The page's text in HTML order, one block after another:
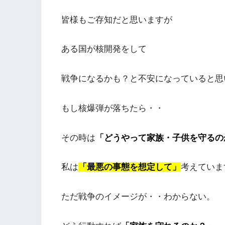
皆様もご存知だと思いますが
ある国が核開発をして
戦争になるかも？と不安になっていると思
もし核爆弾が落ちたら・・
その時は 「どうやって家族・子供を守るの
私は 「最悪の事態を想定して」 考えていま
ただ戦争のイメージが・・わからない。